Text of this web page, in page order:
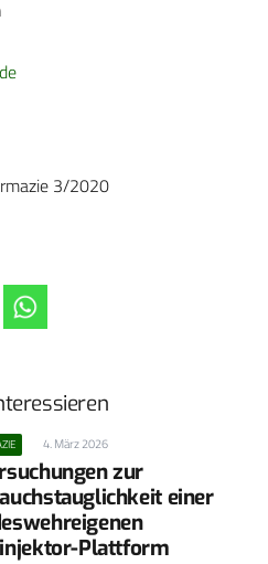
3/2020
4. März 2026
zur
einer
Plattform